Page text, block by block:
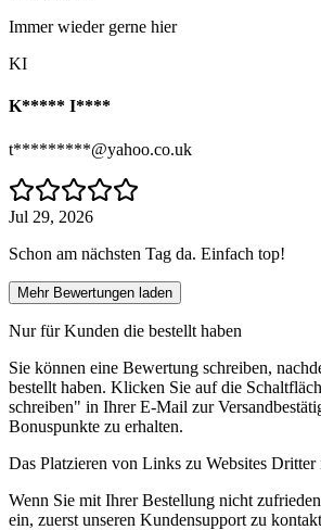
Immer wieder gerne hier
KI
K***** I****
t*********@yahoo.co.uk
Jul 29, 2026
Schon am nächsten Tag da. Einfach top!
Mehr Bewertungen laden
Nur für Kunden die bestellt haben
Sie können eine Bewertung schreiben,
bestellt haben. Klicken Sie auf die
schreiben" in Ihrer E-Mail zur
Bonuspunkte zu erhalten.
Das Platzieren von Links zu Websites Dritter
Wenn Sie mit Ihrer Bestellung nicht
ein, zuerst unseren Kundensupport zu